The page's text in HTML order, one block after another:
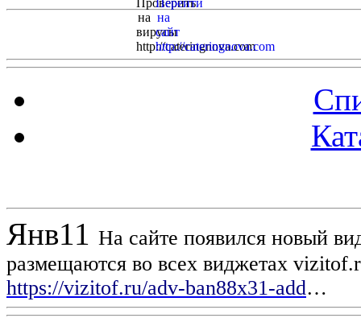
Янв11 На сайте появился новый
размещаются во всех виджетах
https://vizitof.ru/adv-ban88x31-add…